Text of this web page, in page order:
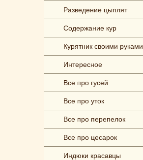
Разведение цыплят
Содержание кур
Курятник своими руками
Интересное
Все про гусей
Все про уток
Все про перепелок
Все про цесарок
Индюки красавцы